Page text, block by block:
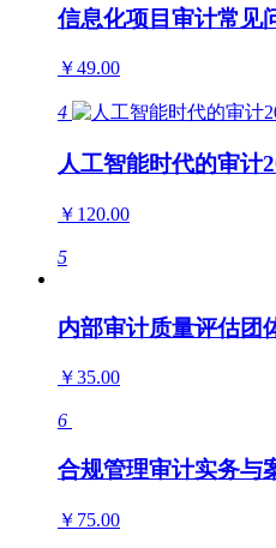
信息化项目审计常见
￥49.00
4
人工智能时代的审计
￥120.00
5
内部审计质量评估团
￥35.00
6
合规管理审计实务与
￥75.00